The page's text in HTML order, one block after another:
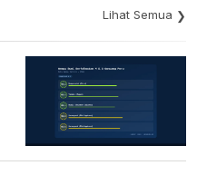
Lihat Semua